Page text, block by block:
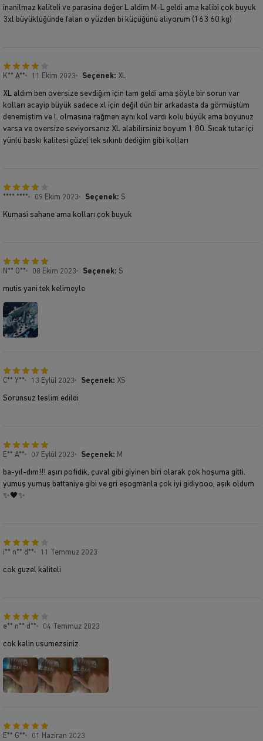
inanilmaz kaliteli ve parasina değer L aldim M-L geldi ama kalibi çok buyuk
3xl büyüklüğünde falan o yüzden bi küçüğünü aliyorum (163 60 kg)
K** A** 11 Ekim 2023 Seçenek: XL
XL aldım ben oversize sevdiğim için tam geldi ama şöyle bir sorun var
kolları acayip büyük sadece xl için değil dün bir arkadasta da görmüştüm
denemiştim ve L olmasına rağmen aynı kol vardı kolu büyük ama boyunuz
varsa ve oversize seviyorsanız XL alabilirsiniz boyum 1.80. Sıcak tutar içi
yünlü baskı kalitesi güzel tek sıkıntı dediğim gibi kolları
**** **** 09 Ekim 2023 Seçenek: S
Kumasi sahane ama kolları çok buyuk
N** O** 08 Ekim 2023 Seçenek: S
mutis yani tek kelimeyle
C** Y** 13 Eylül 2023 Seçenek: XS
Sorunsuz teslim edildi
E** A** 07 Eylül 2023 Seçenek: M
ba-yıl-dım!!! aşırı pofidik, çuval gibi giyinen biri olarak çok hoşuma gitti.
yumuş yumuş battaniye gibi ve gri eşogmanla çok iyi gidiyooo, aşık oldum
✨🖤✨
i** n** d** 11 Temmuz 2023
cok guzel kaliteli
e** n** d** 04 Temmuz 2023
cok kalin usumezsiniz
E** G** 01 Haziran 2023